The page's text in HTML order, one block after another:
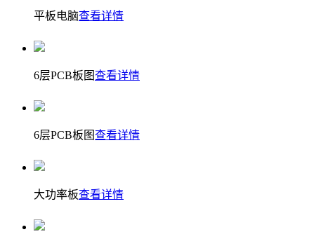
平板电脑查看详情
6层PCB板图查看详情
6层PCB板图查看详情
大功率板查看详情